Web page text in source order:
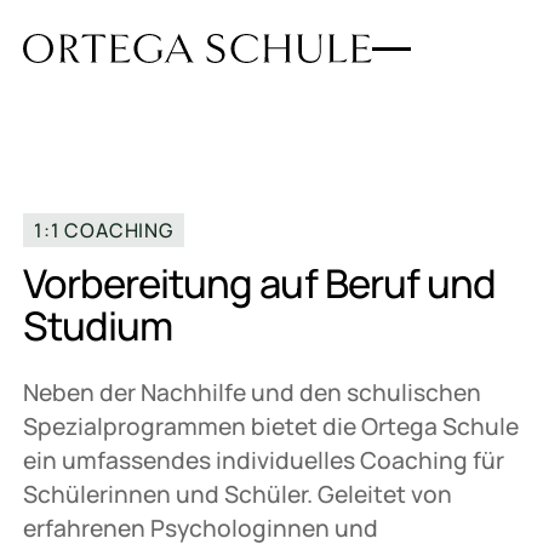
1:1 COACHING
Vorbereitung auf Beruf und
Studium
Neben der Nachhilfe und den schulischen
Spezialprogrammen bietet die Ortega Schule
ein umfassendes individuelles Coaching für
Schülerinnen und Schüler. Geleitet von
erfahrenen Psychologinnen und